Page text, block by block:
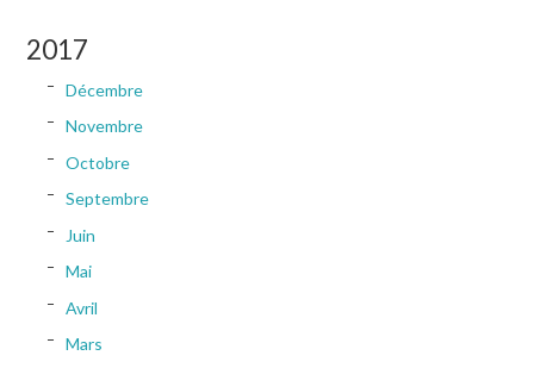
2017
Décembre
Novembre
Octobre
Septembre
Juin
Mai
Avril
Mars